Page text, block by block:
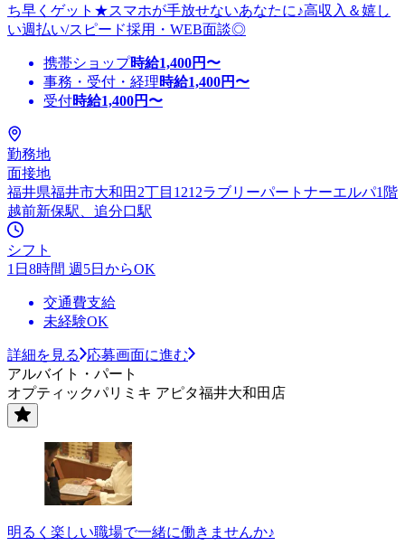
ち早くゲット★スマホが手放せないあなたに♪高収入＆嬉し
い週払い/スピード採用・WEB面談◎
携帯ショップ時給1,400円〜
事務・受付・経理時給1,400円〜
受付時給1,400円〜
勤務地
面接地
福井県福井市大和田2丁目1212ラブリーパートナーエルパ1階
越前新保駅、追分口駅
シフト
1日8時間 週5日からOK
交通費支給
未経験OK
詳細を見る
応募画面に進む
アルバイト・パート
オプティックパリミキ アピタ福井大和田店
明るく楽しい職場で一緒に働きませんか♪